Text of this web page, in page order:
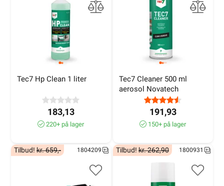
Tec7 Hp Clean 1 liter
183,13
220+ på lager
Tec7 Cleaner 500 ml
aerosol Novatech
191,93
150+ på lager
1804209
Tilbud!kr. 659,- 1800931
Tilbud!kr. 262,90